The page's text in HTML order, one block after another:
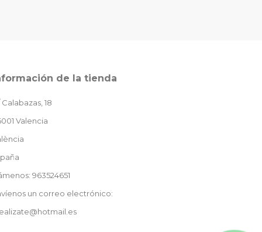
de la tienda
Calabazas, 18
Valencia
963524651
un correo electrónico: